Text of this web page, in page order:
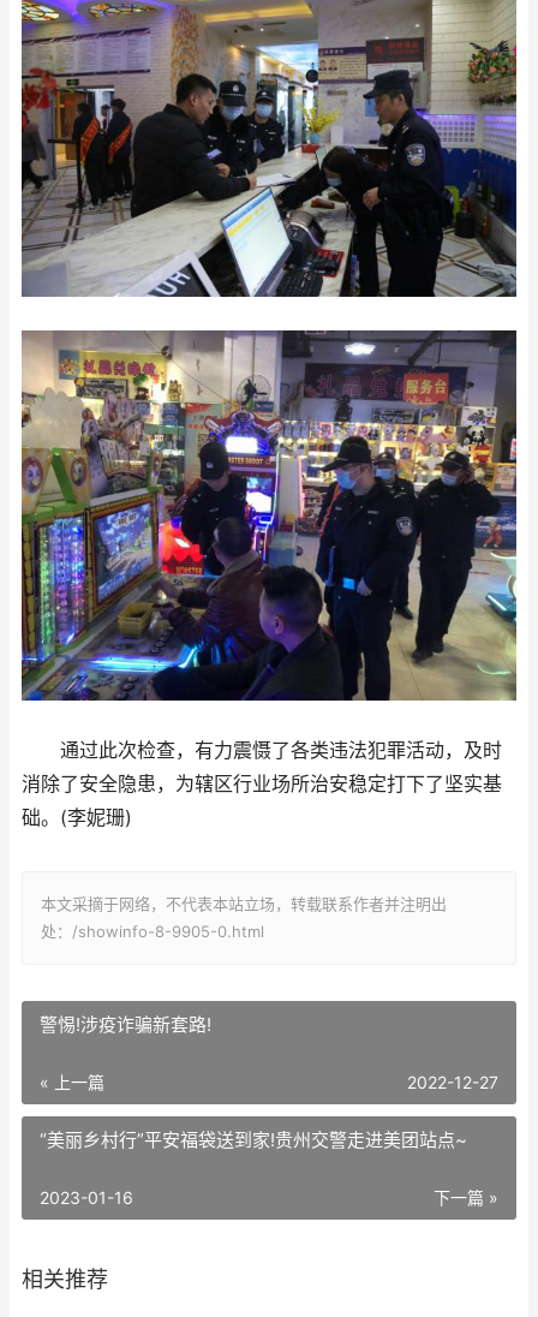
通过此次检查，有力震慑了各类违法犯罪活动，及时
消除了安全隐患，为辖区行业场所治安稳定打下了坚实基
础。(李妮珊)
本文采摘于网络，不代表本站立场，转载联系作者并注明出
处：/showinfo-8-9905-0.html
警惕!涉疫诈骗新套路!
« 上一篇 2022-12-27
“美丽乡村行”平安福袋送到家!贵州交警走进美团站点~
下一篇 »
2023-01-16
相关推荐